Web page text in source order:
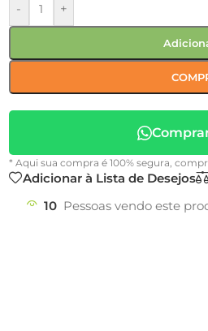
- +
* Aqui sua compra é 100% segura,
Adicionar à Lista de Desejos
10 Pessoas vendo este